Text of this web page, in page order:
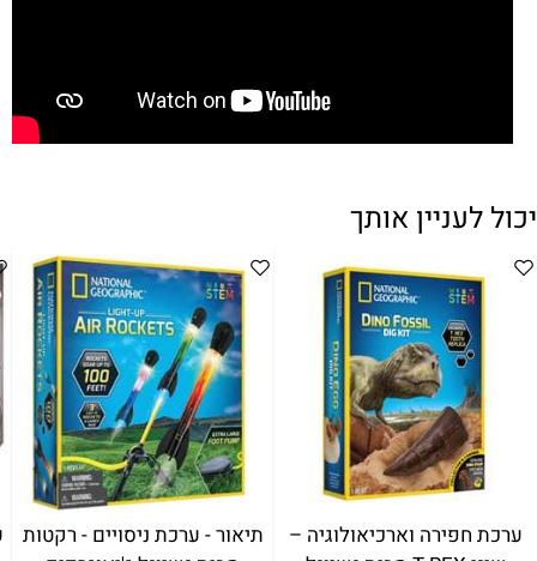
יכול לעניין אותך
ערכת חפירה וארכיאולוגיה –
מעבדת קריסטל זוהרת (מכיל